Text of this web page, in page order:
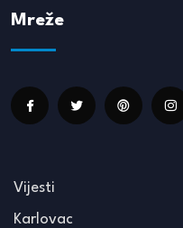
Mreže
Vijesti
Karlovac